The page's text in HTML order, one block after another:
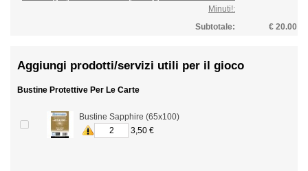
Minuti!:
Subtotale: € 20.00
Aggiungi prodotti/servizi utili per il gioco
Bustine Protettive Per Le Carte
Bustine Sapphire (65x100)
3,50 €